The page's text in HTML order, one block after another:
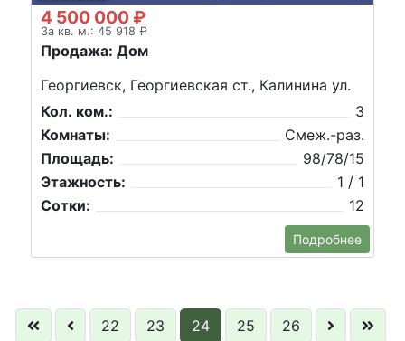
4 500 000 ₽
За кв. м.: 45 918 ₽
Продажа: Дом
Георгиевск, Георгиевская ст., Калинина ул.
Кол. ком.:
3
Комнаты:
Смеж.-раз.
Площадь:
98/78/15
Этажность:
1 / 1
Сотки:
12
Подробнее
22 23 24 25 26